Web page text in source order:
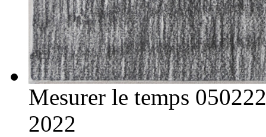
Mesurer le temps 050222
2022